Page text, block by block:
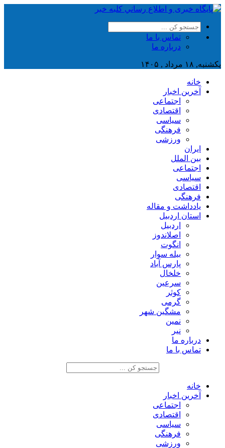
تماس با ما
درباره ما
یکشنبه, ۱۸ مرداد , ۱۴۰۵
خانه
آخرین اخبار
اجتماعی
اقتصادی
سیاسی
فرهنگی
ورزشی
ایران
بین الملل
اجتماعی
سیاسی
اقتصادی
فرهنگی
یادداشت و مقاله
استان اردبیل
اردبیل
اصلاندوز
انگوت
بیله سوار
پارس آباد
خلخال
سرعین
کوثر
گرمی
مشگین شهر
نمین
نیر
درباره ما
تماس با ما
خانه
آخرین اخبار
اجتماعی
اقتصادی
سیاسی
فرهنگی
ورزشی